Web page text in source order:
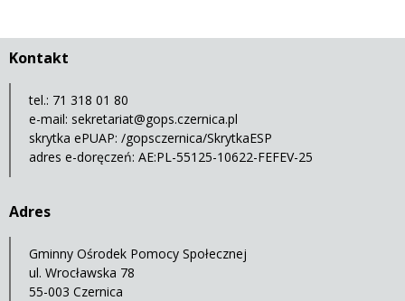
Kontakt
tel.: 71 318 01 80
e-mail: sekretariat@gops.czernica.pl
skrytka ePUAP: /gopsczernica/SkrytkaESP
adres e-doręczeń: AE:PL-55125-10622-FEFEV-25
Adres
Gminny Ośrodek Pomocy Społecznej
ul. Wrocławska 78
55-003 Czernica